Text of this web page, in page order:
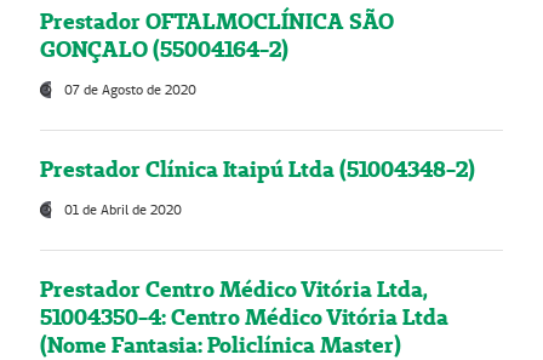
Prestador OFTALMOCLÍNICA SÃO
GONÇALO (55004164-2)
07 de Agosto de 2020
Prestador Clínica Itaipú Ltda (51004348-2)
01 de Abril de 2020
Prestador Centro Médico Vitória Ltda,
51004350-4: Centro Médico Vitória Ltda
(Nome Fantasia: Policlínica Master)